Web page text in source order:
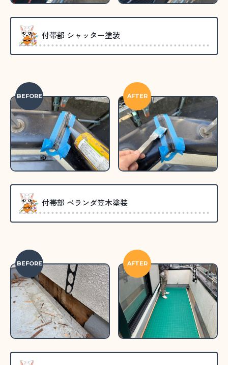
付帯部 シャッター塗装
BEFORE AFTER
付帯部 ベランダ笠木塗装
BEFORE AFTER